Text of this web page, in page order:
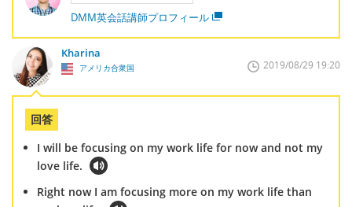
DMM英会話講師プロフィール
Kharina
アメリカ合衆国 2019/08/29 19:20
回答
I will be focusing on my work life for now and not my
love life.
Right now I am focusing more on my work life than